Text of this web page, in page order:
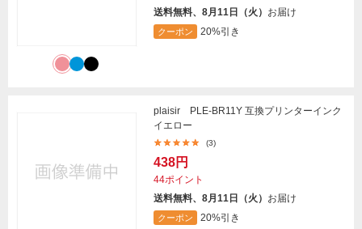
送料無料、8月11日（火） お届け
クーポン 20%引き
plaisir PLE-BR11Y 互換プリンターインク
イエロー
(3)
438円
44ポイント
送料無料、8月11日（火） お届け
クーポン 20%引き